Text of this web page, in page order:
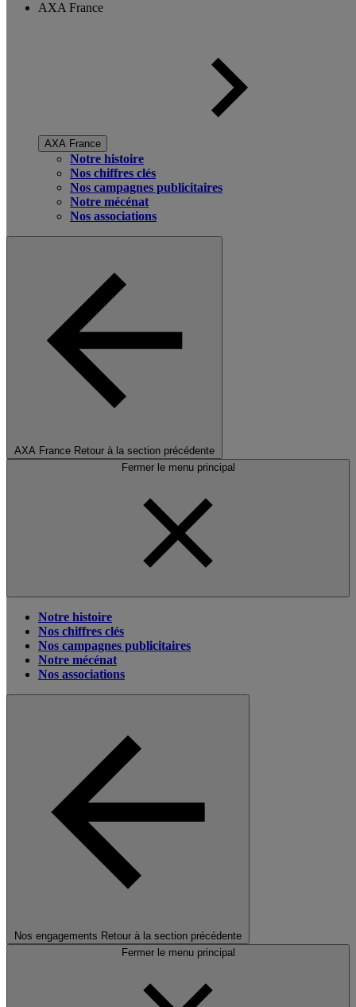
AXA France
AXA France
Notre histoire
Nos chiffres clés
Nos campagnes publicitaires
Notre mécénat
Nos associations
AXA France Retour à la section précédente
Fermer le menu principal
Notre histoire
Nos chiffres clés
Nos campagnes publicitaires
Notre mécénat
Nos associations
Nos engagements Retour à la section précédente
Fermer le menu principal